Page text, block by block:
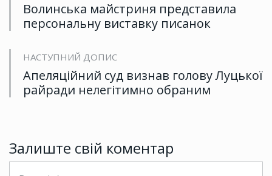
Волинська майстриня представила
персональну виставку писанок
НАСТУПНИЙ ДОПИС
Апеляційний суд визнав голову Луцької
райради нелегітимно обраним
Залиште свій коментар